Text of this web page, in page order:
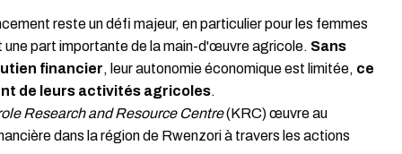
reste un défi majeur, en particulier pour les femmes
une part importante de la main-d'œuvre agricole. Sans
financier, leur autonomie économique est limitée, ce
de leurs activités agricoles.
Research and Resource Centre(KRC) œuvre au
dans la région de Rwenzori à travers les actions